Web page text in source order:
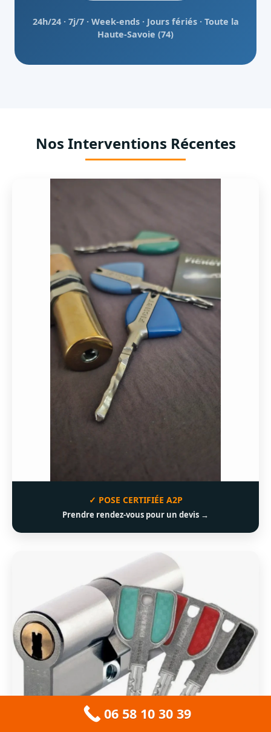
24h/24 · 7j/7 · Week-ends · Jours fériés · Toute la
Haute-Savoie (74)
Nos Interventions Récentes
✓ POSE CERTIFIÉE A2P
Prendre rendez-vous pour un devis →
06 58 10 30 39